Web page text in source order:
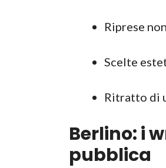
Riprese
Scelte
Ritratto di
Berlino: i
pubblica